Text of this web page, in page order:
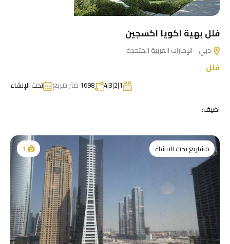
فلل بهية اكويا اكسجين
دبي - الإمارات العربية المتحدة
فلل
1|2|3|4
1698 متر مربع
تحت الإنشاء
اضيف:
مشاريع تحت الانشاء 1